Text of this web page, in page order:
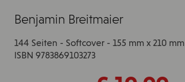
Benjamin Breitmaier
144 Seiten - Softcover - 155 mm x 210 mm
ISBN 9783869103273